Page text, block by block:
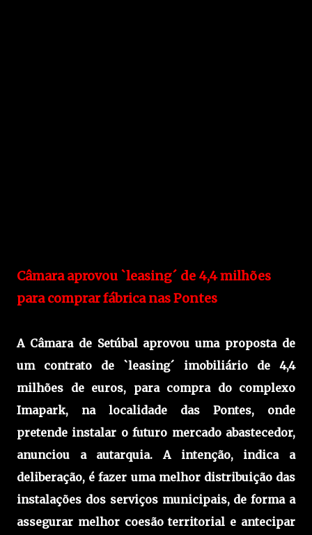
Câmara aprovou `leasing´ de 4,4 milhões
para comprar fábrica nas Pontes
A Câmara de Setúbal aprovou uma proposta de
um contrato de `leasing´ imobiliário de 4,4
milhões de euros, para compra do complexo
Imapark, na localidade das Pontes, onde
pretende instalar o futuro mercado abastecedor,
anunciou a autarquia. A intenção, indica a
deliberação, é fazer uma melhor distribuição das
instalações dos serviços municipais, de forma a
assegurar melhor coesão territorial e antecipar